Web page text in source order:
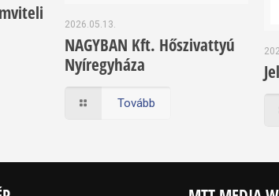
2026.05.13.
NAGYBAN Kft. Hőszivattyú
Nyíregyháza
Tovább